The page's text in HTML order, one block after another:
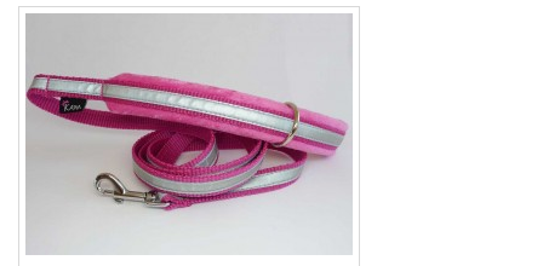
MONITOIMITALUTTIMET
PEHMEEE!-TALUTTIMET
Y-VALJAAT
NAMSTERI-NAMIPUSSI